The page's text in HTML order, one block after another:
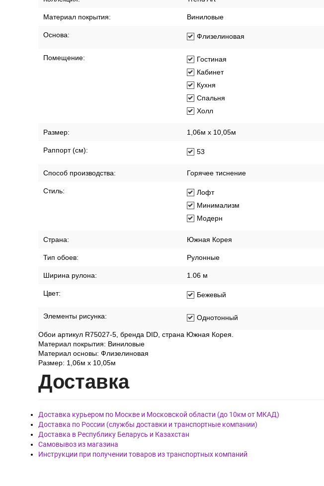
Материал покрытия: Виниловые
Основа: Флизелиновая
Помещение:
Гостиная
Кабинет
Кухня
Спальня
Холл
Размер: 1,06м х 10,05м
Раппорт (см): 53
Способ производства: Горячее тиснение
Стиль:
Лофт
Минимализм
Модерн
Страна: Южная Корея
Тип обоев: Рулонные
Ширина рулона: 1.06 м
Цвет: Бежевый
Элементы рисунка: Однотонный
Обои артикул R75027-5, бренда DID, страна Южная Корея.
Материал покрытия: Виниловые
Материал основы: Флизелиновая
Размер: 1,06м х 10,05м
Доставка
Доставка курьером по Москве и Московской области (до 10км от МКАД)
Доставка по России (службы доставки и транспортные компании)
Доставка в Республику Беларусь и Казахстан
Самовывоз из магазина
Инструкции при получении товаров из транспортных компаний